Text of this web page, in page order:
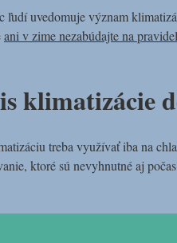
ľudí uvedomuje význam
ani v zime nezabúdajte na
klimatizácie
treba využívať iba na
ktoré sú nevyhnutné aj